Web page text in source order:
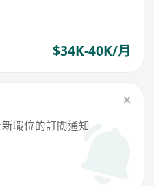
$34K-40K/月
職位的訂閱通知